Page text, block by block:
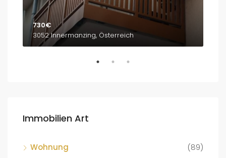
730€
3052 Innermanzing, Österreich
Immobilien Art
Wohnung
(89)